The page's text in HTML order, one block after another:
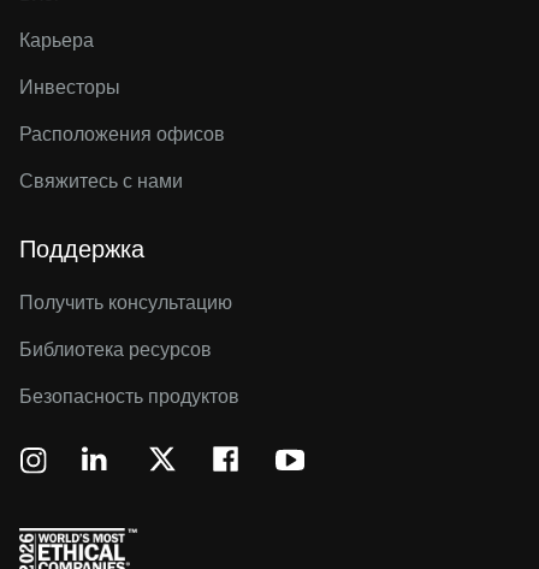
Карьера
Инвесторы
Расположения офисов
Свяжитесь с нами
Поддержка
Получить консультацию
Библиотека ресурсов
Безопасность продуктов